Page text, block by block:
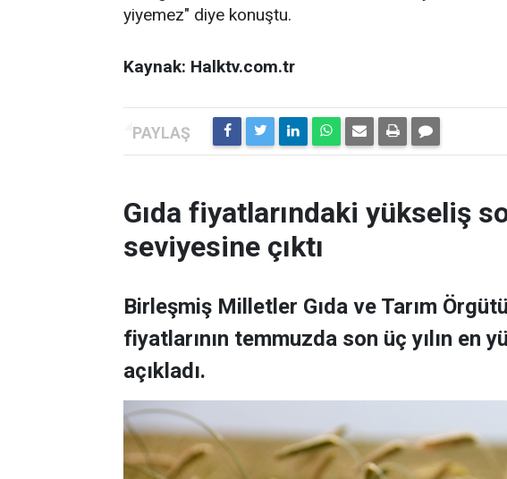
yiyemez" diye konuştu.
Kaynak: Halktv.com.tr
Gıda fiyatlarındaki yükseliş
seviyesine çıktı
Birleşmiş Milletler Gıda ve Tarım
fiyatlarının temmuzda son üç yılın en
açıkladı.